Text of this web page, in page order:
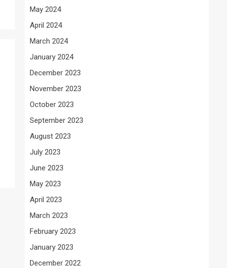
May 2024
April 2024
March 2024
January 2024
December 2023
November 2023
October 2023
September 2023
August 2023
July 2023
June 2023
May 2023
April 2023
March 2023
February 2023
January 2023
December 2022